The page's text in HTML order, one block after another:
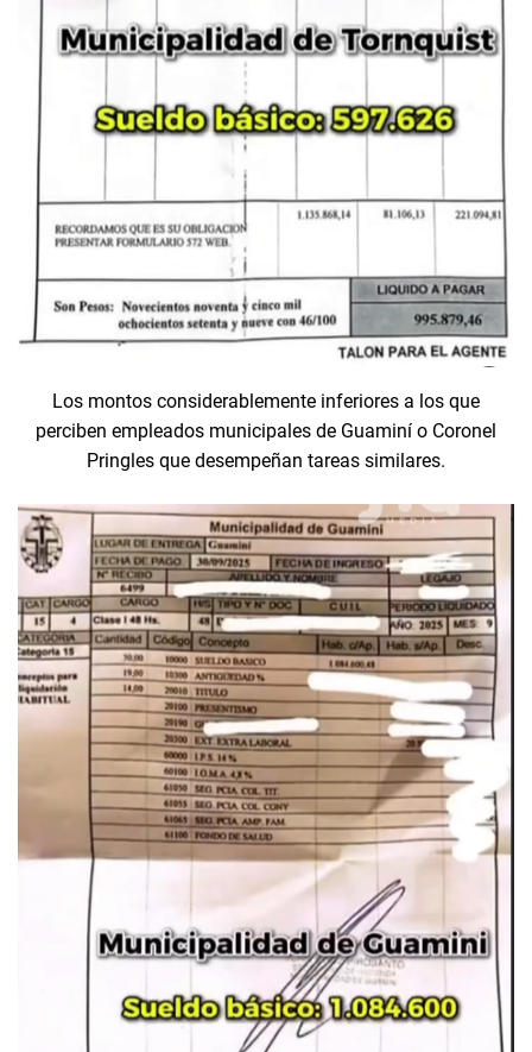
Los montos considerablemente inferiores a los que
perciben empleados municipales de Guaminí o Coronel
Pringles que desempeñan tareas similares.